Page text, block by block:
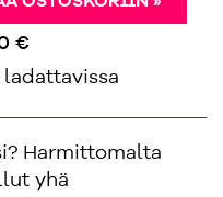
€
ladattavissa
Harmittomalta
yhä